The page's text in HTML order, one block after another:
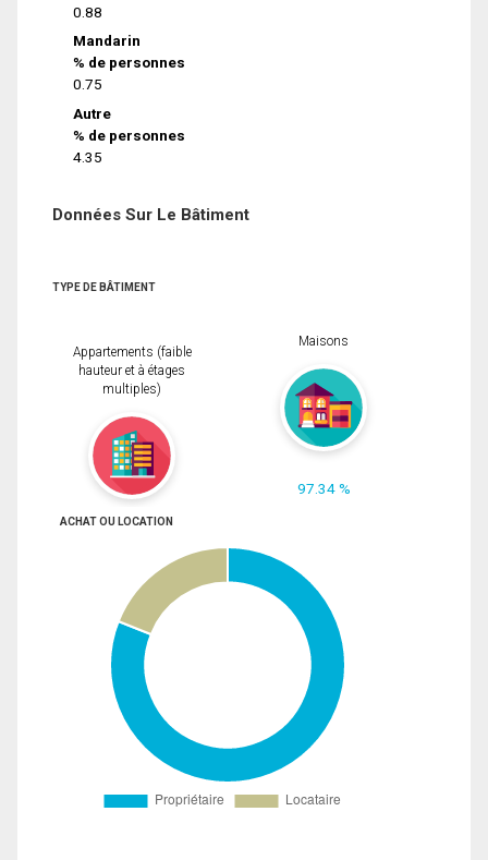
0.88
Mandarin
% de personnes
0.75
Autre
% de personnes
4.35
Données Sur Le Bâtiment
TYPE DE BÂTIMENT
Appartements (faible
hauteur et à étages
multiples)
Maisons
97.34 %
ACHAT OU LOCATION